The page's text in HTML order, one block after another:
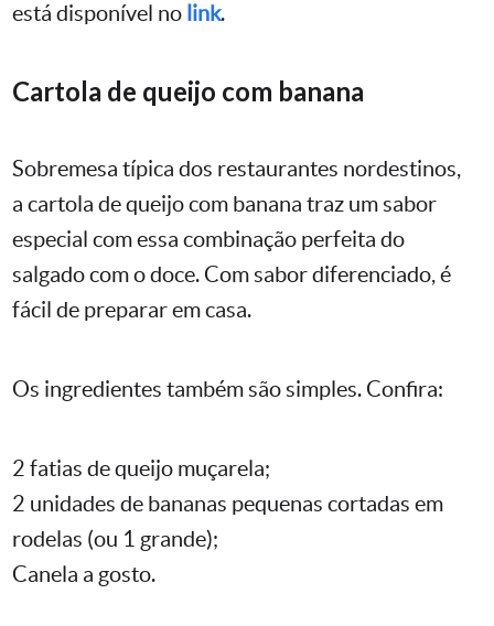
está disponível no link.
Cartola de queijo com banana
Sobremesa típica dos restaurantes nordestinos,
a cartola de queijo com banana traz um sabor
especial com essa combinação perfeita do
salgado com o doce. Com sabor diferenciado, é
fácil de preparar em casa.
Os ingredientes também são simples. Confira:
2 fatias de queijo muçarela;
2 unidades de bananas pequenas cortadas em
rodelas (ou 1 grande);
Canela a gosto.